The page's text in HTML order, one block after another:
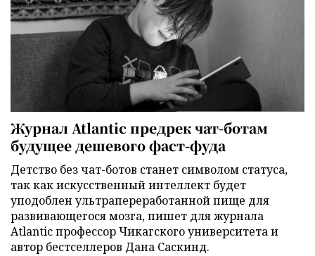
Журнал Atlantic предрек чат-ботам
будущее дешевого фаст-фуда
Детство без чат-ботов станет символом статуса,
так как искусственный интеллект будет
уподоблен ультрапереработанной пище для
развивающегося мозга, пишет для журнала
Atlantic профессор Чикагского университета и
автор бестселлеров Дана Саскинд.